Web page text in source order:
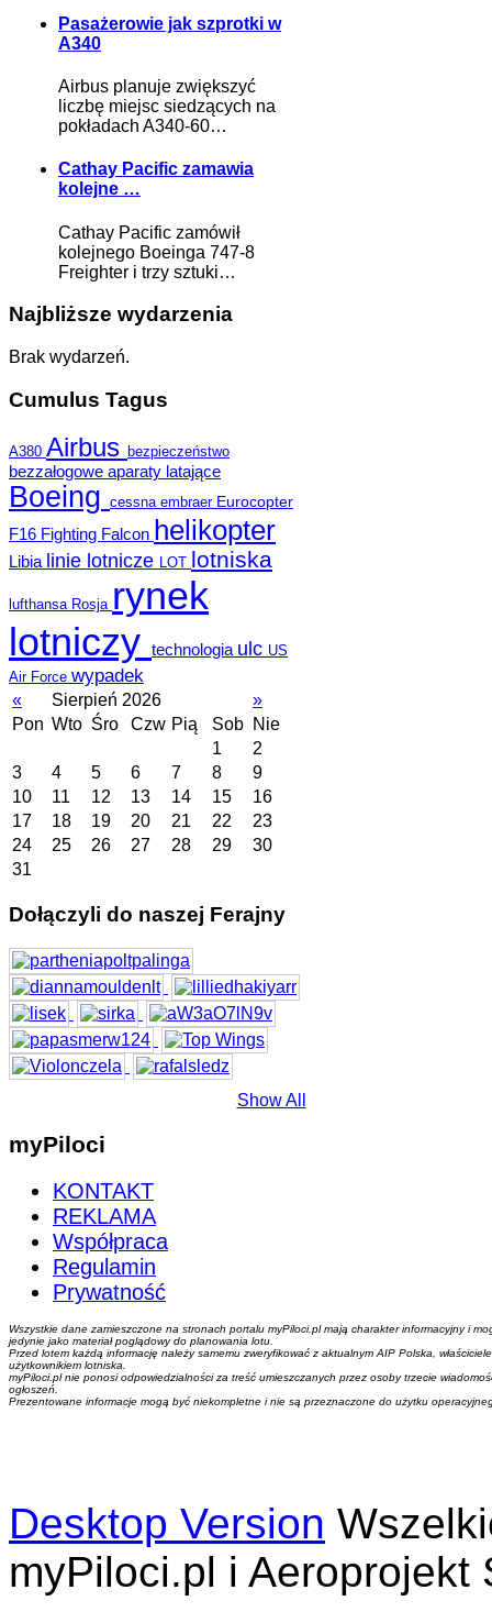
Pasażerowie jak szprotki w
A340
Airbus planuje zwiększyć
liczbę miejsc siedzących na
pokładach A340-60…
Cathay Pacific zamawia
kolejne …
Cathay Pacific zamówił
kolejnego Boeinga 747-8
Freighter i trzy sztuki…
Najbliższe wydarzenia
Brak wydarzeń.
Cumulus Tagus
A380 Airbus bezpieczeństwo
bezzałogowe aparaty latające
Boeing cessna embraer Eurocopter
F16 Fighting Falcon helikopter
Libia linie lotnicze LOT lotniska
lufthansa Rosja rynek
lotniczy technologia ulc US
Air Force wypadek
« Sierpień 2026
»
Pon Wto Śro Czw Pią Sob Nie
1
2
3
4 5 6 7 8
9
10
11 12 13 14 15
16
17
18 19 20 21 22
23
24
25 26 27 28 29
30
31
Dołączyli do naszej Ferajny
Show All
myPiloci
KONTAKT
REKLAMA
Współpraca
Regulamin
Prywatność
Wszystkie dane zamieszczone na stronach portalu myPiloci.pl mają charakter informacyjny i
jedynie jako materiał poglądowy do planowania lotu.
Przed lotem każdą informację należy samemu zweryfikować z aktualnym AIP Polska,
użytkownikiem lotniska.
myPiloci.pl nie ponosi odpowiedzialności za treść umieszczanych przez osoby trzecie
ogłoszeń.
Prezentowane informacje mogą być niekompletne i nie są przeznaczone do użytku
Desktop Version
myPiloci.pl i Aeroprojekt